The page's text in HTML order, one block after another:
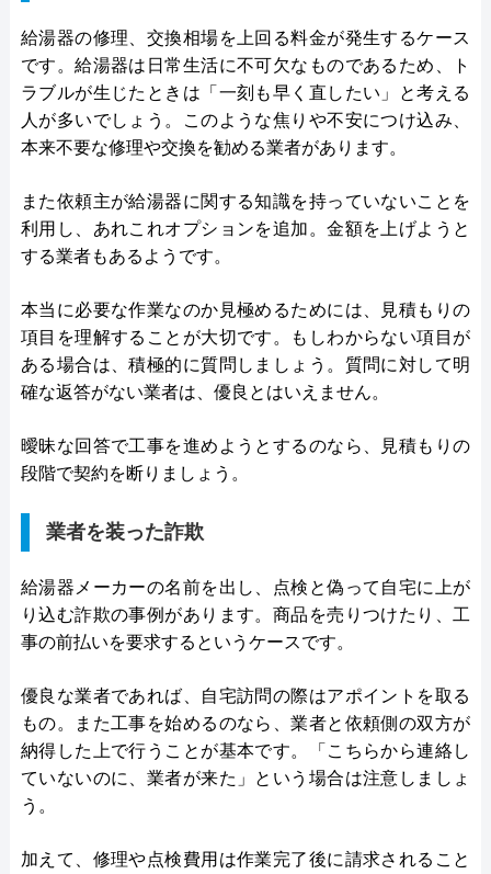
給湯器の修理、交換相場を上回る料金が発生するケース
です。給湯器は日常生活に不可欠なものであるため、ト
ラブルが生じたときは「一刻も早く直したい」と考える
人が多いでしょう。このような焦りや不安につけ込み、
本来不要な修理や交換を勧める業者があります。
また依頼主が給湯器に関する知識を持っていないことを
利用し、あれこれオプションを追加。金額を上げようと
する業者もあるようです。
本当に必要な作業なのか見極めるためには、見積もりの
項目を理解することが大切です。もしわからない項目が
ある場合は、積極的に質問しましょう。質問に対して明
確な返答がない業者は、優良とはいえません。
曖昧な回答で工事を進めようとするのなら、見積もりの
段階で契約を断りましょう。
業者を装った詐欺
給湯器メーカーの名前を出し、点検と偽って自宅に上が
り込む詐欺の事例があります。商品を売りつけたり、工
事の前払いを要求するというケースです。
優良な業者であれば、自宅訪問の際はアポイントを取る
もの。また工事を始めるのなら、業者と依頼側の双方が
納得した上で行うことが基本です。「こちらから連絡し
ていないのに、業者が来た」という場合は注意しましょ
う。
加えて、修理や点検費用は作業完了後に請求されること